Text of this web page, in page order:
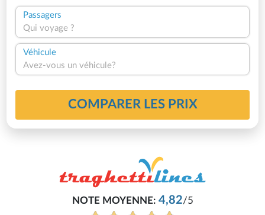
Passagers
Qui voyage ?
Véhicule
Avez-vous un véhicule?
COMPARER LES PRIX
NOTE MOYENNE:4,82/5